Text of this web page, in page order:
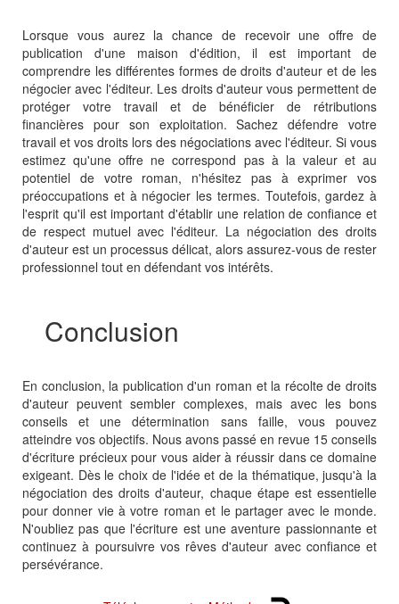
Lorsque vous aurez la chance de recevoir une offre de
publication d'une maison d'édition, il est important de
comprendre les différentes formes de droits d'auteur et de les
négocier avec l'éditeur. Les droits d'auteur vous permettent de
protéger votre travail et de bénéficier de rétributions
financières pour son exploitation. Sachez défendre votre
travail et vos droits lors des négociations avec l'éditeur. Si vous
estimez qu'une offre ne correspond pas à la valeur et au
potentiel de votre roman, n'hésitez pas à exprimer vos
préoccupations et à négocier les termes. Toutefois, gardez à
l'esprit qu'il est important d'établir une relation de confiance et
de respect mutuel avec l'éditeur. La négociation des droits
d'auteur est un processus délicat, alors assurez-vous de rester
professionnel tout en défendant vos intérêts.
Conclusion
En conclusion, la publication d'un roman et la récolte de droits
d'auteur peuvent sembler complexes, mais avec les bons
conseils et une détermination sans faille, vous pouvez
atteindre vos objectifs. Nous avons passé en revue 15 conseils
d'écriture précieux pour vous aider à réussir dans ce domaine
exigeant. Dès le choix de l'idée et de la thématique, jusqu'à la
négociation des droits d'auteur, chaque étape est essentielle
pour donner vie à votre roman et le partager avec le monde.
N'oubliez pas que l'écriture est une aventure passionnante et
continuez à poursuivre vos rêves d'auteur avec confiance et
persévérance.